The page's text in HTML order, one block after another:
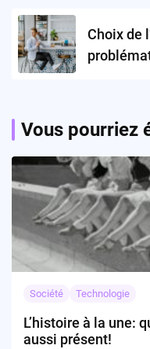
Choix de
Vous pourriez
Société Technologie
L’histoire à la une:
aussi présent!